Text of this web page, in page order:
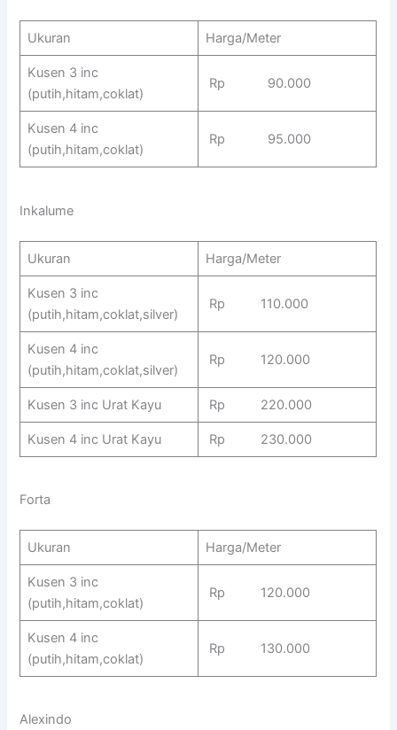
Ukuran Harga/Meter
Kusen 3 inc
(putih,hitam,coklat)
Rp 90.000
Kusen 4 inc
(putih,hitam,coklat)
Rp 95.000
Inkalume
Ukuran Harga/Meter
Kusen 3 inc
(putih,hitam,coklat,silver)
Rp 110.000
Kusen 4 inc
(putih,hitam,coklat,silver)
Rp 120.000
Kusen 3 inc Urat Kayu Rp 220.000
Kusen 4 inc Urat Kayu Rp 230.000
Forta
Ukuran Harga/Meter
Kusen 3 inc
(putih,hitam,coklat)
Rp 120.000
Kusen 4 inc
(putih,hitam,coklat)
Rp 130.000
Alexindo